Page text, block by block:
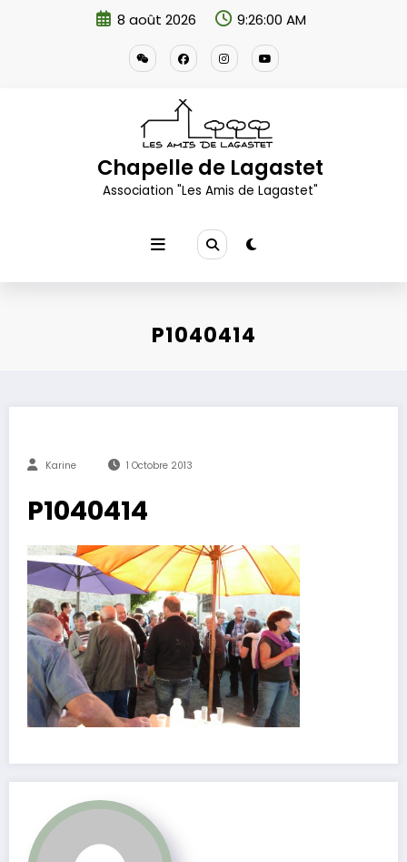
8 août 2026 9:26:01 AM
Chapelle de Lagastet
Association "Les Amis de Lagastet"
P1040414
Karine 1 Octobre 2013
P1040414